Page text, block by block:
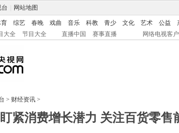
台 网站地图
综艺 春晚 戏曲 音乐 科教 青少 文化 艺术 公益
大全 节目大全 直播中国 赛事直播 网络电视客
> 财经资讯 >
盯紧消费增长潜力 关注百货零售